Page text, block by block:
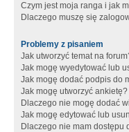
Czym jest moja ranga i jak
Dlaczego muszę się
Problemy z pisaniem
Jak utworzyć temat na
Jak mogę wyedytować lub
Jak mogę dodać podpis do
Jak mogę utworzyć ankietę?
Dlaczego nie mogę dodać
Jak mogę edytować lub
Dlaczego nie mam dostępu